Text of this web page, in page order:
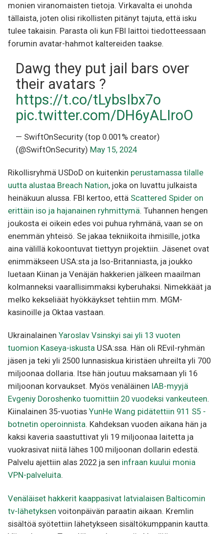
monien viranomaisten tietoja. Virkavalta ei unohda
tällaista, joten olisi rikollisten pitänyt tajuta, että isku
tulee takaisin. Parasta oli kun FBI laittoi tiedotteessaan
forumin avatar-hahmot kaltereiden taakse.
Dawg they put jail bars over
their avatars ?
https://t.co/tLybsIbx7o
pic.twitter.com/DH6yALIroO
— SwiftOnSecurity (top 0.001% creator)
(@SwiftOnSecurity) May 15, 2024
Rikollisryhmä USDoD on kuitenkin perustamassa tilalle
uutta alustaa Breach Nation, joka on luvattu julkaista
heinäkuun alussa. FBI kertoo, että Scattered Spider on
erittäin iso ja hajanainen ryhmittymä. Tuhannen hengen
joukosta ei oikein edes voi puhua ryhmänä, vaan se on
enemmän yhteisö. Se jakaa tekniikoita ihmisille, jotka
aina välillä kokoontuvat tiettyyn projektiin. Jäsenet ovat
enimmäkseen USA:sta ja Iso-Britanniasta, ja joukko
luetaan Kiinan ja Venäjän hakkerien jälkeen maailman
kolmanneksi vaarallisimmaksi kyberuhaksi. Nimekkäät ja
melko kekseliäät hyökkäykset tehtiin mm. MGM-
kasinoille ja Oktaa vastaan.
Ukrainalainen Yaroslav Vsinskyi sai yli 13 vuoten
tuomion Kaseya-iskusta USA:ssa. Hän oli REvil-ryhmän
jäsen ja teki yli 2500 lunnasiskua kiristäen uhreilta yli 700
miljoonaa dollaria. Itse hän joutuu maksamaan yli 16
miljoonan korvaukset. Myös venäläinen IAB-myyjä
Evgeniy Doroshenko tuomittiin 20 vuodeksi vankeuteen.
Kiinalainen 35-vuotias YunHe Wang pidätettiin 911 S5 -
botnetin operoinnista. Kahdeksan vuoden aikana hän ja
kaksi kaveria saastuttivat yli 19 miljoonaa laitetta ja
vuokrasivat niitä lähes 100 miljoonan dollarin edestä.
Palvelu ajettiin alas 2022 ja sen infraan kuului monia
VPN-palveluita.
Venäläiset hakkerit kaappasivat latvialaisen Balticomin
tv-lähetyksen voitonpäivän paraatin aikaan. Kremlin
sisältöä syötettiin lähetykseen sisältökumppanin kautta.